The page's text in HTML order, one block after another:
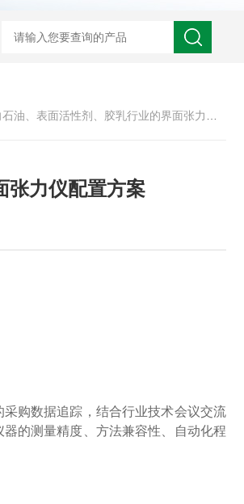
、表面活性剂、胶乳行业的界面张力仪配置方案
张力仪配置方案
购数据追踪，结合行业技术会议交流
的测量精度、方法兼容性、自动化程